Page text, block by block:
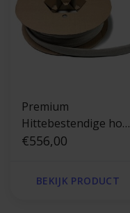
Premium
Hittebestendige hoes
tot 550 °C - 20 mm x
€556,00
BEKIJK PRODUCT